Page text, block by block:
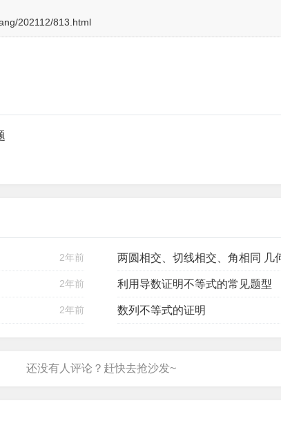
202112/813.html
2年前 两圆相交、切线相交、角相同 几
2年前 利用导数证明不等式的常见题型
2年前 数列不等式的证明